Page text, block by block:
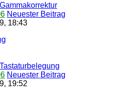
Gammakorrektur
Neuester Beitrag
18:43
Tastaturbelegung
Neuester Beitrag
19:52